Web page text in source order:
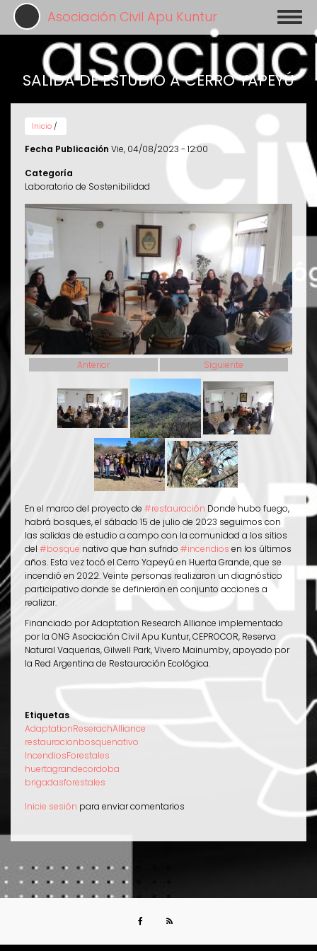
Pasar
contenido
Asociación Civil Apu Kuntur
SALIDA DE ESTUDIO A CERRO YAPEYÚ
Inicio /
Fecha Publicación Vie, 04/08/2023 - 12:00
Categoría
Laboratorio de Sostenibilidad
Anterior Siguiente
En el marco del proyecto de #restauración Donde hubo fuego,
habrá bosques, el sábado 15 de julio de 2023 seguimos con
las salidas de estudio a campo con la comunidad a los sitios
del #bosque nativo que han sufrido #incendios en los últimos
años. Esta vez tocó el Cerro Yapeyú en Huerta Grande, que se
incendió en 2022. Veinte personas realizaron un diagnóstico
participativo donde se definieron en conjunto acciones a
realizar.
Financiado por Adaptation Research Alliance implementado
por la ONG Asociación Civil Apu Kuntur, CEPROCOR, Reserva
Natural Vaquerias, Gilwell Park, Vivero Mainumby, apoyado por
la Red Argentina de Restauración Ecológica.
Etiquetas
AdaptationReserachAlliance
restauracionbosquenativo
IncendiosForestales
huertagrandecordoba
brigadasforestales
Inicie sesión para enviar comentarios